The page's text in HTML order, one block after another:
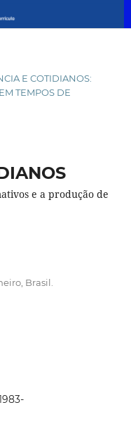
E COTIDIANOS:
TEMPOS DE
e a produção de
Brasil.